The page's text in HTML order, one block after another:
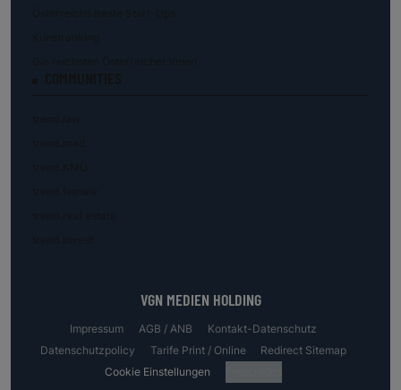
VGN MEDIEN HOLDING
Impressum AGB / ANB
Kontakt-Datenschutz
Datenschutzpolicy
Tarife Print / Online
Redirect Sitemap
Cookie Einstellungen